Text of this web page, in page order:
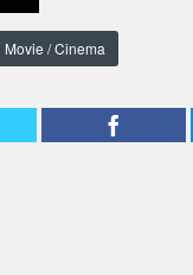
Movie / Cinema